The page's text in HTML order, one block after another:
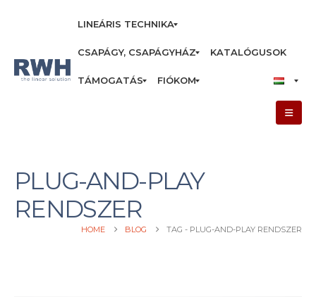
LINEÁRIS TECHNIKA
CSAPÁGY, CSAPÁGYHÁZ KATALÓGUSOK
TÁMOGATÁS FIÓKOM
PLUG-AND-PLAY
RENDSZER
HOME BLOG TAG - PLUG-AND-PLAY RENDSZER